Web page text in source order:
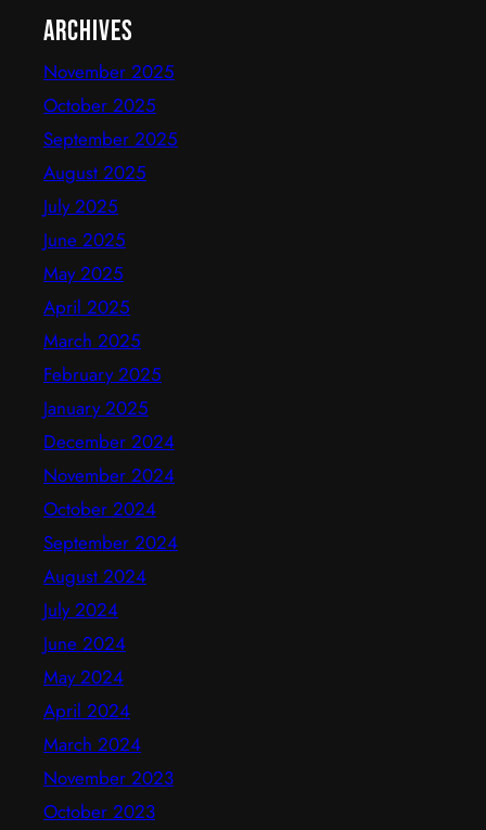
Archives
November 2025
October 2025
September 2025
August 2025
July 2025
June 2025
May 2025
April 2025
March 2025
February 2025
January 2025
December 2024
November 2024
October 2024
September 2024
August 2024
July 2024
June 2024
May 2024
April 2024
March 2024
November 2023
October 2023